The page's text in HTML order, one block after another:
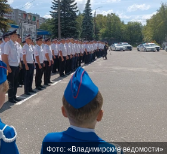
Фото: «Владимирские ведомости»